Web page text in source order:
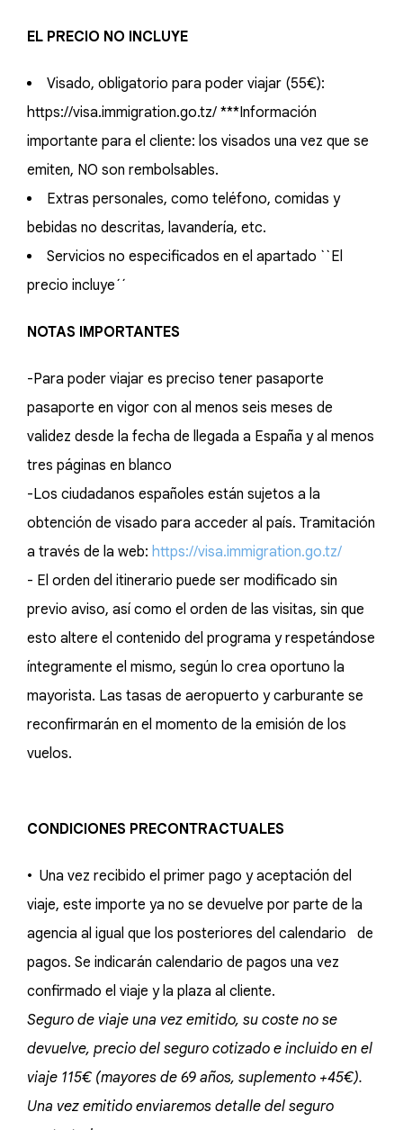
EL PRECIO NO INCLUYE
Visado, obligatorio para poder viajar (55€):
https://visa.immigration.go.tz/ ***Información
importante para el cliente: los visados una vez que se
emiten, NO son rembolsables.
Extras personales, como teléfono, comidas y
bebidas no descritas, lavandería, etc.
Servicios no especificados en el apartado ``El
precio incluye´´
NOTAS IMPORTANTES
-Para poder viajar es preciso tener pasaporte
pasaporte en vigor con al menos seis meses de
validez desde la fecha de llegada a España y al menos
tres páginas en blanco
-Los ciudadanos españoles están sujetos a la
obtención de visado para acceder al país. Tramitación
a través de la web: https://visa.immigration.go.tz/
- El orden del itinerario puede ser modificado sin
previo aviso, así como el orden de las visitas, sin que
esto altere el contenido del programa y respetándose
íntegramente el mismo, según lo crea oportuno la
mayorista. Las tasas de aeropuerto y carburante se
reconfirmarán en el momento de la emisión de los
vuelos.
CONDICIONES PRECONTRACTUALES
• Una vez recibido el primer pago y aceptación del
viaje, este importe ya no se devuelve por parte de la
agencia al igual que los posteriores del calendario de
pagos. Se indicarán calendario de pagos una vez
confirmado el viaje y la plaza al cliente.
Seguro de viaje una vez emitido, su coste no se
devuelve, precio del seguro cotizado e incluido en el
viaje 115€ (mayores de 69 años, suplemento +45€).
Una vez emitido enviaremos detalle del seguro